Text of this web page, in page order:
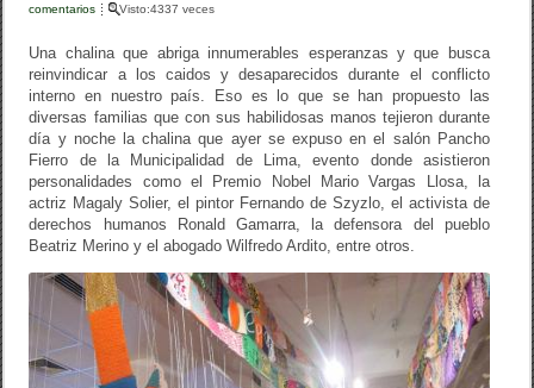
o
o
k
tir
comentarios Visto:4337 veces
Una chalina que abriga innumerables esperanzas y que busca
reinvindicar a los caidos y desaparecidos durante el conflicto
interno en nuestro país. Eso es lo que se han propuesto las
diversas familias que con sus habilidosas manos tejieron durante
día y noche la chalina que ayer se expuso en el salón Pancho
Fierro de la Municipalidad de Lima, evento donde asistieron
personalidades como el Premio Nobel Mario Vargas Llosa, la
actriz Magaly Solier, el pintor Fernando de Szyzlo, el activista de
derechos humanos Ronald Gamarra, la defensora del pueblo
Beatriz Merino y el abogado Wilfredo Ardito, entre otros.